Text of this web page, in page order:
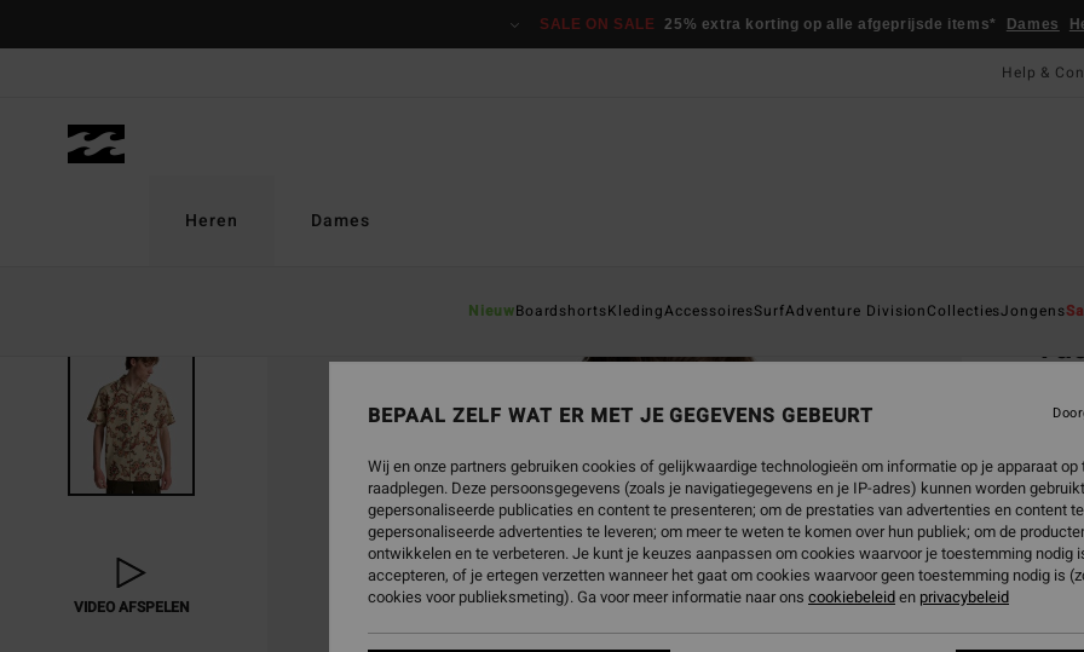
SALE ON SALE 25% extra korting op alle afgeprijsde items* Dames
Help &
Heren
NieuwBoardshortsKledingAccessoiresSurfAdventure DivisionCollectiesJongens
Dames
VIDEO AFSPELEN
€
€
SALE
SALE
BEPAAL ZELF WAT ER MET JE GEGEVENS GEBEURT
Wij en onze partners gebruiken cookies of gelijkwaardige technologieën om informatie op je apparaat
raadplegen. Deze persoonsgegevens (zoals je navigatiegegevens en je IP-adres) kunnen worden
gepersonaliseerde publicaties en content te presenteren; om de prestaties van advertenties en content
gepersonaliseerde advertenties te leveren; om meer te weten te komen over hun publiek; om de
ontwikkelen en te verbeteren. Je kunt je keuzes aanpassen om cookies waarvoor je toestemming nodig
accepteren, of je ertegen verzetten wanneer het gaat om cookies waarvoor geen toestemming nodig is
cookies voor publieksmeting). Ga voor meer informatie naar ons cookiebeleiden privacybeleid